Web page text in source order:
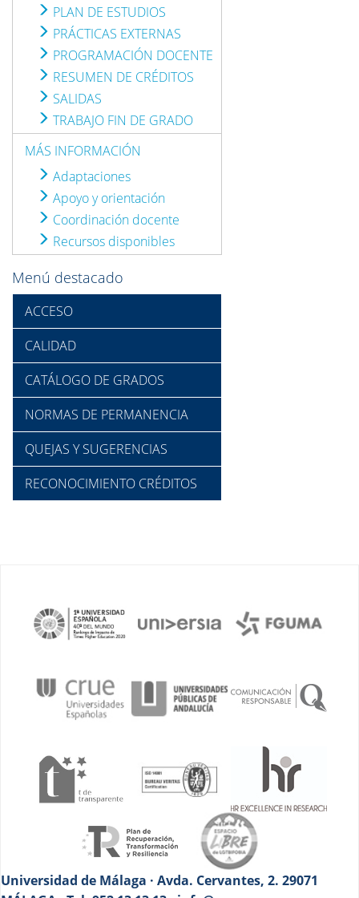
PLAN DE ESTUDIOS
PRÁCTICAS EXTERNAS
PROGRAMACIÓN DOCENTE
RESUMEN DE CRÉDITOS
SALIDAS
TRABAJO FIN DE GRADO
MÁS INFORMACIÓN
Adaptaciones
Apoyo y orientación
Coordinación docente
Recursos disponibles
Menú destacado
ACCESO
CALIDAD
CATÁLOGO DE GRADOS
NORMAS DE PERMANENCIA
QUEJAS Y SUGERENCIAS
RECONOCIMIENTO CRÉDITOS
Universidad de Málaga · Avda. Cervantes, 2. 29071